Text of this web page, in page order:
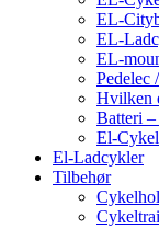
EL-
EL-
EL-
Pedelec
Hvilken
Batteri
El-
El-Ladcykler
Tilbehør